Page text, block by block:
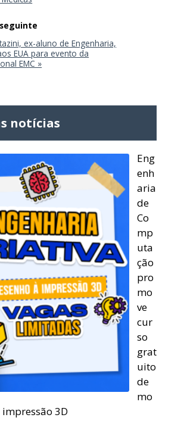
ex-aluno de Engenharia,
EUA para evento da
EMC »
notícias
Eng
enh
aria
de
Co
mp
uta
ção
pro
mo
ve
cur
so
grat
uito
de
mo
3D